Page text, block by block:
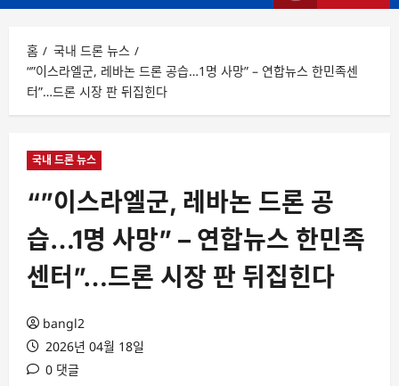
홈
국내 드론 뉴스
“”이스라엘군, 레바논 드론 공습…1명 사망” – 연합뉴스 한민족센
터”…드론 시장 판 뒤집힌다
국내 드론 뉴스
“”이스라엘군, 레바논 드론 공
습…1명 사망” – 연합뉴스 한민족
센터”…드론 시장 판 뒤집힌다
bangl2
2026년 04월 18일
0 댓글